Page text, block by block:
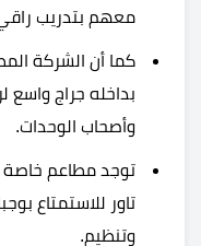
معهم بتدريب
كما أن الشركة
بداخله جراج واسع
وأصحاب الوحدات.
توجد مطاعم خاصة
تاور للاستمتاع
وتنظيم.